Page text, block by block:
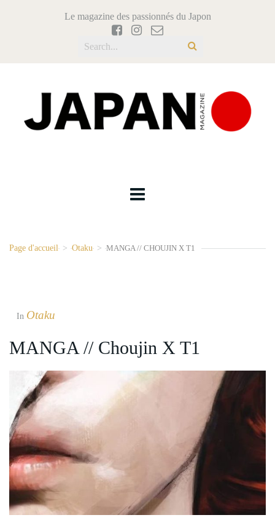
Le magazine des passionnés du Japon
Page d'accueil > Otaku > MANGA // CHOUJIN X T1
In Otaku
MANGA // Choujin X T1